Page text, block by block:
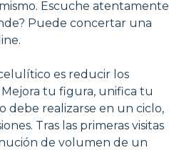
Escuche atentamente
Puede concertar una
es reducir los
Mejora tu figura, unifica tu
debe realizarse en un ciclo,
Tras las primeras visitas
de volumen de un